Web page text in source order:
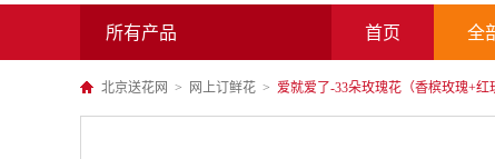
所有产品 首页 全
北京送花网 网上订鲜花 爱就爱了-33朵玫瑰花（香槟玫瑰+红